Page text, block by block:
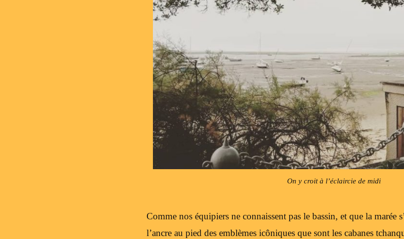
On y croit à l’éclaircie de midi
Comme nos équipiers ne connaissent pas le bassin, et que la marée
l’ancre au pied des emblèmes icôniques que sont les cabanes